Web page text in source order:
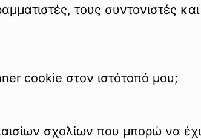
τους συντονιστές
cookie στον ιστότοπό μου;
σχολίων που μπορώ να